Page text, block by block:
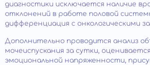
диагностики исключается наличие
отклонений в работе половой
дифференциация с онкологическими
Дополнительно проводится анализ
мочеиспускания за сутки,
эмоциональной напряженности,